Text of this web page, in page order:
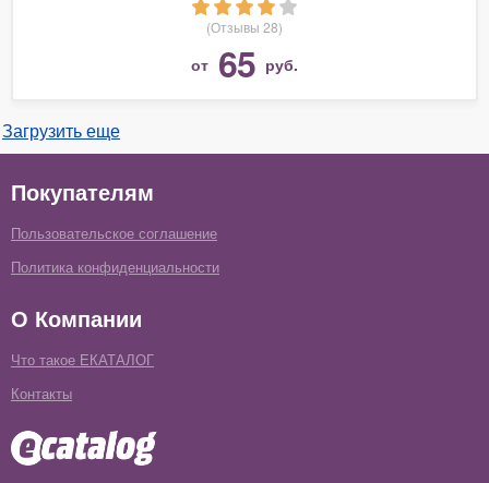
(Отзывы 28)
от 65 руб.
Загрузить еще
Покупателям
Пользовательское соглашение
Политика конфиденциальности
О Компании
Что такое ЕКАТАЛОГ
Контакты